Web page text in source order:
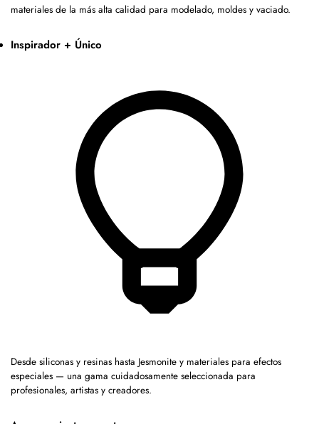
materiales de la más alta calidad para modelado, moldes y vaciado.
Inspirador + Único
Desde siliconas y resinas hasta Jesmonite y materiales para efectos
especiales — una gama cuidadosamente seleccionada para
profesionales, artistas y creadores.